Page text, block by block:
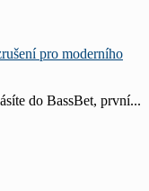
pro moderního
do BassBet, první...